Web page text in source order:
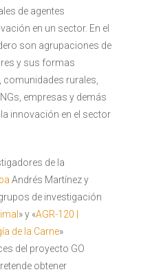
de agentes
en un sector. En el
son agrupaciones de
y sus formas
rurales,
empresas y demás
innovación en el sector
de la
Andrés Martínez y
de investigación
» y «AGR-120 |
de la Carne»
del proyecto GO
obtener